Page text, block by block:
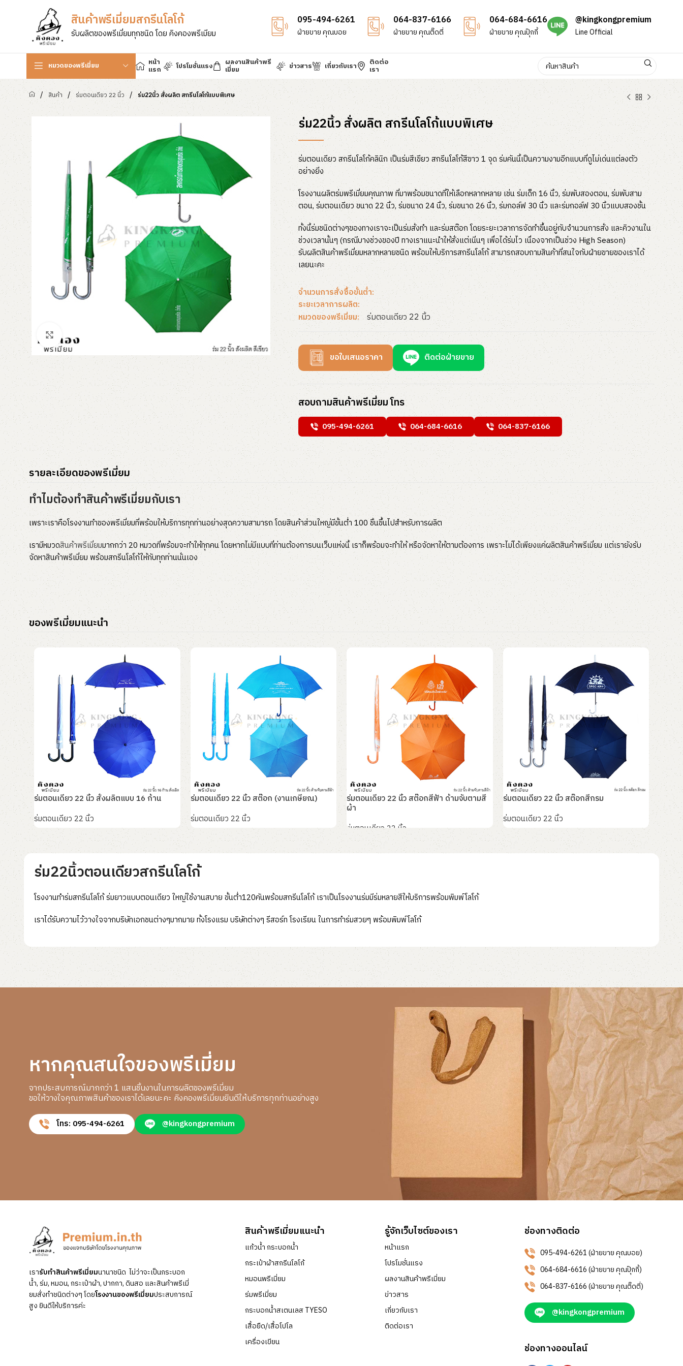
สินค้าพรีเมี่ยมสกรีนโลโก้
รับผลิตของพรีเมี่ยมทุกชนิด โดย คิงคองพรีเมียม
095-494-6261
ฝ่ายขาย คุณบอย
064-837-6166
ฝ่ายขาย คุณติ๊ดตี่
064-684-6616
ฝ่ายขาย คุณปุ๊กกี้
@kingkongpremium
Line Official
หมวดของพรีเมี่ยม หน้า
แรก โปรโมชั่นแรง ผลงานสินค้าพรี
เมี่ยม ข่าวสาร เกี่ยวกับเรา ติดต่อ
เรา
/ สินค้า / ร่มตอนเดียว 22 นิ้ว / ร่ม22นิ้ว สั่งผลิต สกรีนโลโก้แบบพิเศษ
Click to enlarge
ร่ม22นิ้ว สั่งผลิต สกรีนโลโก้แบบพิเศษ
ร่มตอนเดียว สกรีนโลโก้คลินิก เป็นร่มสีเขียว สกรีนโลโก้สีขาว 1 จุด ร่มคันนี้เป็นความงามอีกแบบที่ดูไม่เด่นแต่ลงตัว
อย่างยิ่ง
โรงงานผลิตร่มพรีเมี่ยมคุณภาพ ที่มาพร้อมขนาดที่ให้เลือกหลากหลาย เช่น ร่มเด็ก 16 นิ้ว, ร่มพับสองตอน, ร่มพับสาม
ตอน, ร่มตอนเดียว ขนาด 22 นิ้ว, ร่มขนาด 24 นิ้ว, ร่มขนาด 26 นิ้ว, ร่มกอล์ฟ 30 นิ้ว และร่มกอล์ฟ 30 นิ้วแบบสองชั้น
ทั้งนี้ร่มชนิดต่างๆของทางเราจะเป็นร่มสั่งทำ และร่มสต๊อก โดยระยะเวลาการจัดทำขึ้นอยู่กับจำนวนการสั่ง และคิวงานใน
ช่วงเวลานั้นๆ (กรณีบางช่วงของปี ทางเราแนะนำให้สั่งแต่เนิ่นๆ เพื่อได้ร่มไว เนื่องจากเป็นช่วง High Season)
รับผลิตสินค้าพรีเมี่ยมหลากหลายชนิด พร้อมให้บริการสกรีนโลโก้ สามารถสอบถามสินค้าที่สนใจกับฝ่ายขายของเราได้
เลยนะคะ
จำนวนการสั่งซื้อขั้นต่ำ:
ระยะเวลาการผลิต:
หมวดของพรีเมี่ยม:
ร่มตอนเดียว 22 นิ้ว
ขอใบเสนอราคา ติดต่อฝ่ายขาย
สอบถามสินค้าพรีเมี่ยม โทร
095-494-6261 064-684-6616 064-837-6166
รายละเอียดของพรีเมี่ยม
ทำไมต้องทำสินค้าพรีเมี่ยมกับเรา
เพราะเราคือโรงงานทำของพรีเมี่ยมที่พร้อมให้บริการทุกท่านอย่างสุดความสามารถ โดยสินค้าส่วนใหญ่มีขั้นต่ำ 100 ชิ้นขึ้นไปสำหรับการผลิต
เรามีหมวดสินค้าพรีเมี่ยมมากกว่า 20 หมวดที่พร้อมจะทำให้ทุกคน โดยหากไม่มีแบบที่ท่านต้องการบนเว็บแห่งนี้ เราก็พร้อมจะทำให้ หรือจัดหาให้ตามต้องการ เพราะไม่ได้เพียงแค่ผลิตสินค้าพรีเมี่ยม แต่เรายังรับ
จัดหาสินค้าพรีเมี่ยม พร้อมสกรีนโลโก้ให้กับทุกท่านนั่นเอง
ของพรีเมี่ยมแนะนำ
ร่มตอนเดียว 22 นิ้ว สั่งผลิตแบบ 16 ก้าน
ร่มตอนเดียว 22 นิ้ว
อ่านเพิ่ม
ร่มตอนเดียว 22 นิ้ว สต๊อก (งานเกษียณ)
ร่มตอนเดียว 22 นิ้ว
อ่านเพิ่ม
ร่มตอนเดียว 22 นิ้ว สต๊อกสีฟ้า ด้ามจับตามสี
ผ้า
ร่มตอนเดียว 22 นิ้ว
อ่านเพิ่ม
ร่มตอนเดียว 22 นิ้ว สต๊อกสีกรม
ร่มตอนเดียว 22 นิ้ว
อ่านเพิ่ม
ร่มต
ร่มตอ
อ่านเ
ร่ม22นิ้วตอนเดียวสกรีนโลโก้
โรงงานทำร่มสกรีนโลโก้ ร่มยาวแบบตอนเดียว ใหญ่ใช้งานสบาย ขั้นต่ำ120คันพร้อมสกรีนโลโก้ เราเป็นโรงงานร่มมีร่มหลายสีให้บริการพร้อมพิมพ์โลโก้
เราได้รับความไว้วางใจจากบริษัทเอกชนต่างๆมากมาย ทั้งโรงแรม บริษัทต่างๆ รีสอร์ท โรงเรียน ในการทำร่มสวยๆ พร้อมพิมพ์โลโก้
หากคุณสนใจของพรีเมี่ยม
จากประสบการณ์มากกว่า 1 แสนชิ้นงานในการผลิตของพรีเมี่ยม
ขอให้วางใจคุณภาพสินค้าของเราได้เลยนะคะ คิงคองพรีเมี่ยมยินดีให้บริการทุกท่านอย่างสูง
โทร: 095-494-6261 @kingkongpremium
เรารับทำสินค้าพรีเมี่ยมนานาชนิด ไม่ว่าจะเป็นกระบอก
น้ำ, ร่ม, หมอน, กระเป๋าผ้า, ปากกา, ดินสอ และสินค้าพรีเมี่
ยมสั่งทำชนิดต่างๆ โดยโรงงานของพรีเมี่ยมประสบการณ์
สูง ยินดีให้บริการค่ะ
สินค้าพรีเมี่ยมแนะนำ
แก้วน้ำ กระบอกน้ำ
กระเป๋าผ้าสกรีนโลโก้
หมอนพรีเมี่ยม
ร่มพรีเมี่ยม
กระบอกน้ำสเตนเลส TYESO
เสื้อยืด/เสื้อโปโล
เครื่องเขียน
รู้จักเว็บไซต์ของเรา
หน้าแรก
โปรโมชั่นแรง
ผลงานสินค้าพรีเมี่ยม
ข่าวสาร
เกี่ยวกับเรา
ติดต่อเรา
ช่องทางติดต่อ
095-494-6261 (ฝ่ายขาย คุณบอย)
064-684-6616 (ฝ่ายขาย คุณปุ๊กกี้)
064-837-6166 (ฝ่ายขาย คุณติ๊ดตี่)
@kingkongpremium
ช่องทางออนไลน์